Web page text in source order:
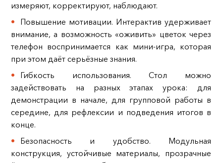
измеряют, корректируют, наблюдают.
Повышение мотивации. Интерактив удерживает
внимание, а возможность «оживить» цветок через
телефон воспринимается как мини‑игра, которая
при этом даёт серьёзные знания.
Гибкость использования. Стол можно
задействовать на разных этапах урока: для
демонстрации в начале, для групповой работы в
середине, для рефлексии и подведения итогов в
конце.
Безопасность и удобство. Модульная
конструкция, устойчивые материалы, прозрачные